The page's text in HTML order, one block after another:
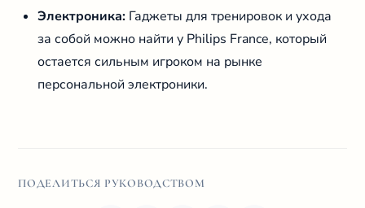
Электроника: Гаджеты для тренировок и ухода
за собой можно найти у Philips France, который
остается сильным игроком на рынке
персональной электроники.
ПОДЕЛИТЬСЯ РУКОВОДСТВОМ